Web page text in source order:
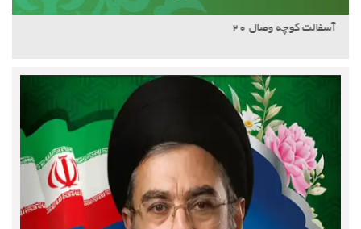
آسفالت کوچه وصال ۲۰